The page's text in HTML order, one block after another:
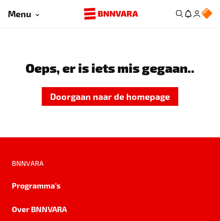
Menu
Oeps, er is iets mis gegaan..
Doorgaan naar de homepage
BNNVARA
Programma's
Over BNNVARA